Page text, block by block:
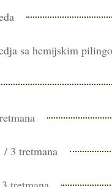
sa hemijskim
/ 3 tretmana